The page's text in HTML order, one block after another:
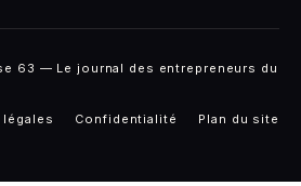
63 — Le journal des entrepreneurs du
Confidentialité Plan du site